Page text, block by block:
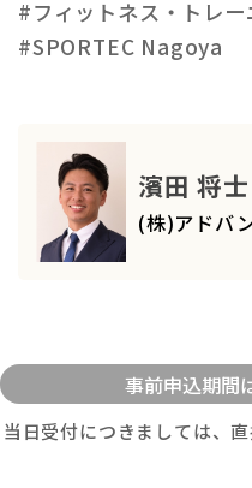
#フィットネス・トレー
#SPORTEC Nagoya
濱田 将
(株)アドバ
当日受付につきましては、